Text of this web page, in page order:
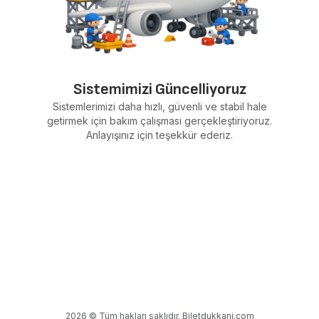
Sistemimizi Güncelliyoruz
Sistemlerimizi daha hızlı, güvenli ve stabil hale
getirmek için bakım çalışması gerçekleştiriyoruz.
Anlayışınız için teşekkür ederiz.
2026 © Tüm hakları saklıdır. Biletdukkani.com